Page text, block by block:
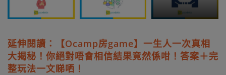
延伸閱讀：【Ocamp房game】一生人一次真相
大揭秘！你絕對唔會相信結果竟然係咁！答案＋完
整玩法一文睇哂！